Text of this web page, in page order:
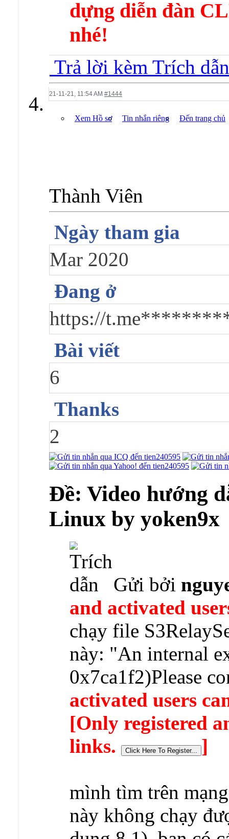
dựng diễn đàn
nhé!
Trả lời kèm Trích dẫn
21-11-21, 11:54 AM #1444
Xem Hồ sơ Tin nhắn riêng Đến trang chủ
Thành Viên
Ngày tham gia
Mar 2020
Đang ở
https://
Bài viết
6
Thanks
2
Ðề: Video hướng
Linux by yoken9x
Gửi bởi
and activated
chạy file
này: "An internal
0x7ca1f2)Please
activated users
[Only registered
links.
]
mình tìm trên
này không chạy